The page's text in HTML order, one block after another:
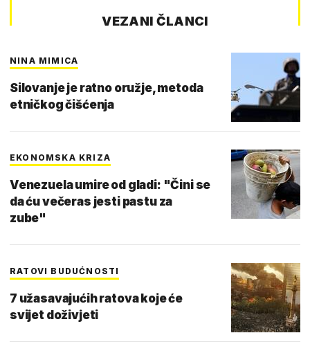
VEZANI ČLANCI
NINA MIMICA
Silovanje je ratno oružje, metoda
etničkog čišćenja
EKONOMSKA KRIZA
Venezuela umire od gladi: "Čini se
da ću večeras jesti pastu za
zube"
RATOVI BUDUĆNOSTI
7 užasavajućih ratova koje će
svijet doživjeti